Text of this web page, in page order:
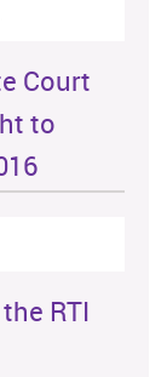
Court
to
RTI